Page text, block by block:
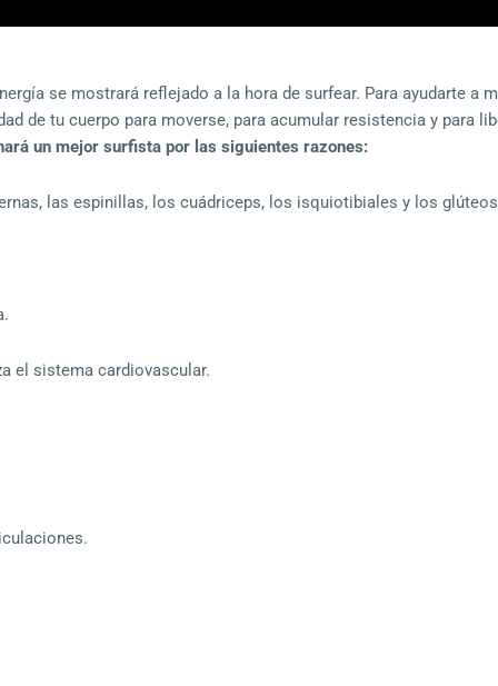
se mostrará reflejado a la hora de surfear. Para ayudarte a
de tu cuerpo para moverse, para acumular resistencia y para
un mejor surfista por las siguientes razones:
las espinillas, los cuádriceps, los isquiotibiales y los
el sistema cardiovascular.